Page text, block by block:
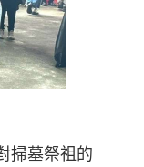
掃墓祭祖的